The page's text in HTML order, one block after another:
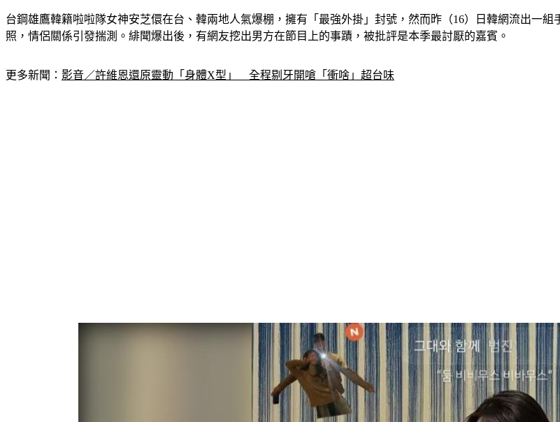
台鋼雄鷹韓籍啦啦隊女神安芝儇在台、韓兩地人氣爆棚，擁有「最強外掛」封號，然而昨（16）日韓網流出一
照，情侶關係引發揣測。緋聞爆出後，有網友挖出男方在節目上的事蹟，被批評是本季最討厭的嘉賓。
更多新聞： 影音／許維恩還原靈動「身體X型」　全程剔牙開嗆「衝啥」超台味